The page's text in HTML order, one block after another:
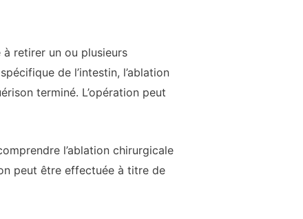
retirer un ou plusieurs
de l’intestin, l’ablation
terminé. L’opération peut
l’ablation chirurgicale
peut être effectuée à titre de